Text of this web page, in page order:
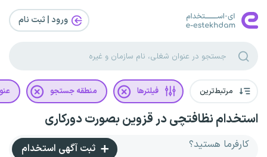
ورود | ثبت‌ نام
مرتبط‌ترین فیلترها منطقه جستجو
استخدام نظافتچی در قزوین بصورت دورکاری
کارفرما هستید؟ ثبت آگهی استخدام